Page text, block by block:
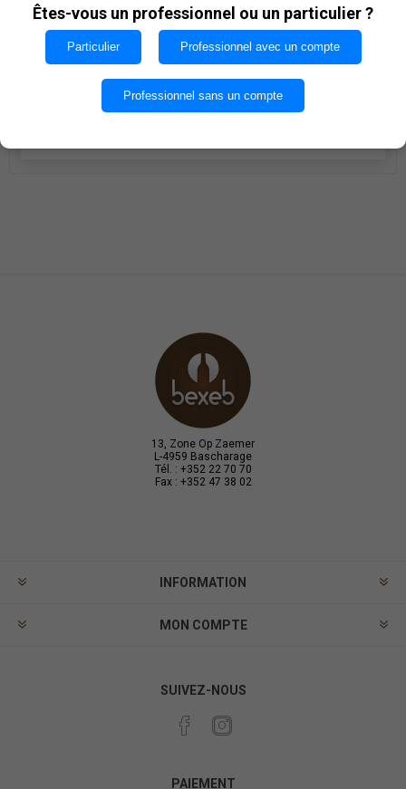
€54,95
i
AJOUTER AU PANIER
Quantité par caisse : 6
13, Zone Op Zaemer
L-4959 Bascharage
Tél. : +352 22 70 70
Fax : +352 47 38 02
INFORMATION
MON COMPTE
SUIVEZ-NOUS
PAIEMENT
utilisant nos services, vous acceptez notre utilisation
des cookies.
OK
Êtes-vous un professionnel ou un particulier ?
Particulier Professionnel avec un compte
Professionnel sans un compte